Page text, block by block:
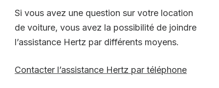
Si vous avez une question sur votre location
de voiture, vous avez la possibilité de joindre
l’assistance Hertz par différents moyens.
Contacter l’assistance Hertz par téléphone